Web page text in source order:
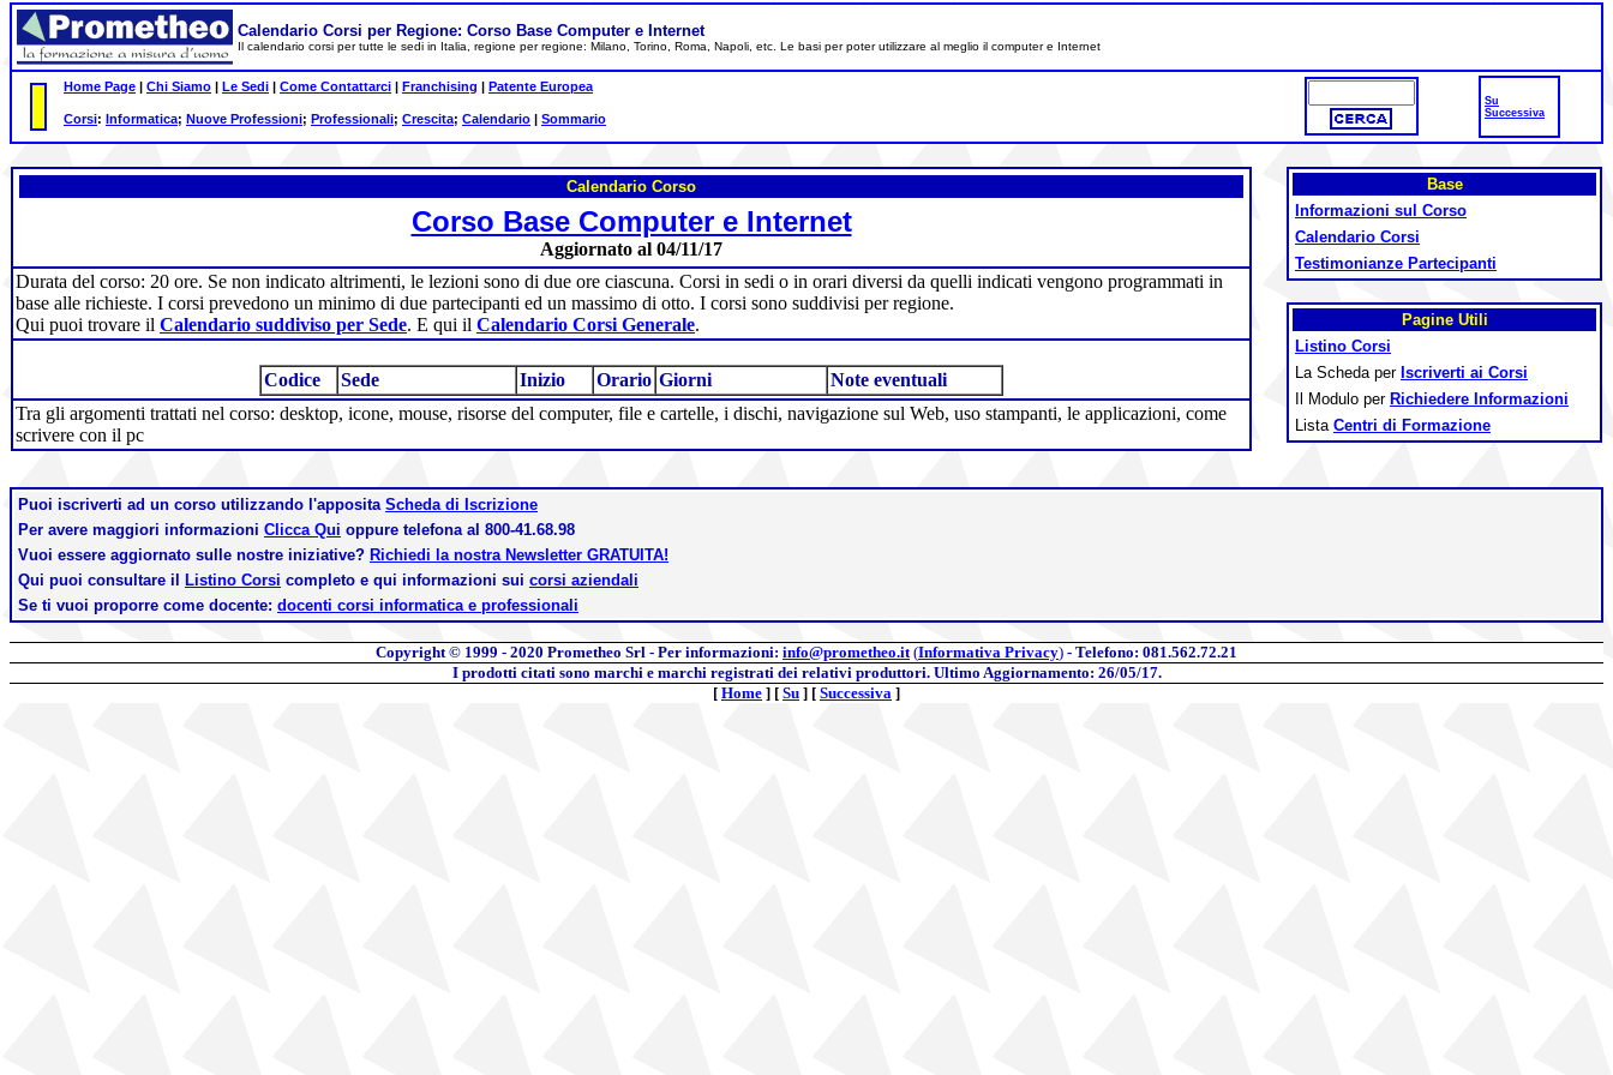
Calendario Corsi per Regione: Corso Base Computer e Internet
Il calendario corsi per tutte le sedi in Italia, regione per regione: Milano, Torino, Roma, Napoli, etc. Le basi per poter utilizzare al meglio il computer e Internet
Home Page | Chi Siamo | Le Sedi | Come Contattarci | Franchising | Patente Europea
Su
Successiva
Corsi: Informatica; Nuove Professioni; Professionali; Crescita; Calendario | Sommario
Calendario Corso
Corso Base Computer e Internet
Aggiornato al 04/11/17
Durata del corso: 20 ore. Se non indicato altrimenti, le lezioni sono di due ore ciascuna. Corsi in sedi o in orari diversi da quelli indicati vengono programmati in
base alle richieste. I corsi prevedono un minimo di due partecipanti ed un massimo di otto. I corsi sono suddivisi per regione.
Qui puoi trovare il Calendario suddiviso per Sede. E qui il Calendario Corsi Generale.
Codice Sede Inizio Orario Giorni
Note eventuali
Tra gli argomenti trattati nel corso: desktop, icone, mouse, risorse del computer, file e cartelle, i dischi, navigazione sul Web, uso stampanti, le applicazioni, come
scrivere con il pc
Base
Informazioni sul Corso
Calendario Corsi
Testimonianze Partecipanti
Pagine Utili
Listino Corsi
La Scheda per Iscriverti ai Corsi
Il Modulo per Richiedere Informazioni
Lista Centri di Formazione
Puoi iscriverti ad un corso utilizzando l'apposita Scheda di Iscrizione
Per avere maggiori informazioni Clicca Qui oppure telefona al 800-41.68.98
Vuoi essere aggiornato sulle nostre iniziative? Richiedi la nostra Newsletter GRATUITA!
Qui puoi consultare il
Listino Corsi completo e qui informazioni sui corsi aziendali
Se ti vuoi proporre come docente: docenti corsi informatica e professionali
Copyright © 1999 - 2020 Prometheo Srl - Per informazioni: info@prometheo.it (Informativa Privacy) - Telefono: 081.562.72.21
I prodotti citati sono marchi e marchi registrati dei relativi produttori. Ultimo Aggiornamento: 26/05/17.
[ Home ] [ Su ] [ Successiva ]